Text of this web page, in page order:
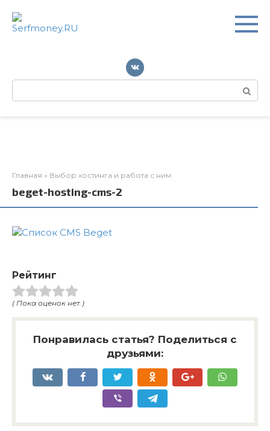
контенту
Поиск:
Главная » Выбор хостинга и работа с ним
beget-hosting-cms-2
Рейтинг
( Пока оценок нет )
Понравилась статья? Поделиться с
друзьями: